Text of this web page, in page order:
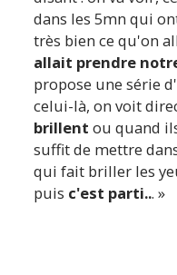
dans les 5mn qui
très bien ce qu'on
allait prendre
propose une série
celui-là, on voit
brillent ou quand
suffit de mettre
qui fait briller les
puis c'est parti... »